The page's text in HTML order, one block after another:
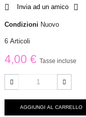
Invia ad un amico
Condizioni Nuovo
6 Articoli
4,00 € Tasse incluse
AGGIUNGI AL CARRELLO